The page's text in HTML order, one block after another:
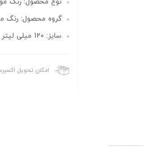
گروه محصول: رنگ
سایز: 120 میلی لیتر
امکان تحویل